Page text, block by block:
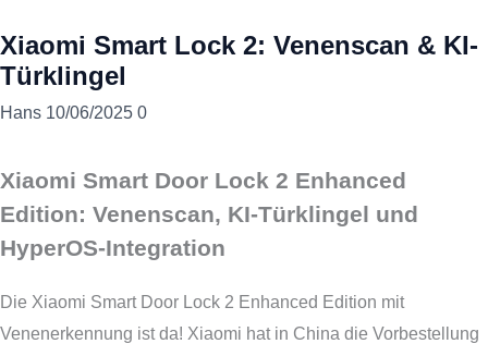
Xiaomi Smart Lock 2: Venenscan & KI-
Türklingel
Hans 10/06/2025 0
Xiaomi Smart Door Lock 2 Enhanced
Edition: Venenscan, KI-Türklingel und
HyperOS-Integration
Die Xiaomi Smart Door Lock 2 Enhanced Edition mit
Venenerkennung ist da! Xiaomi hat in China die Vorbestellung